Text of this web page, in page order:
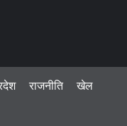
राजनीति
खेल